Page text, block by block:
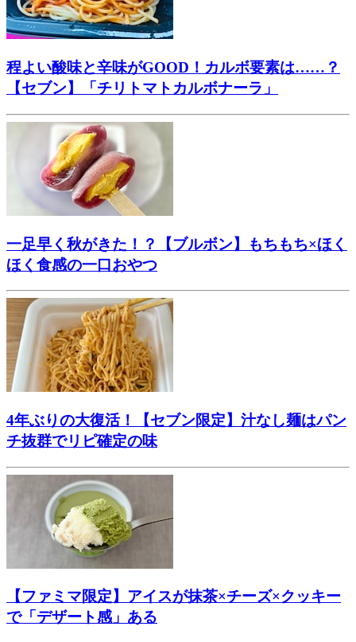
程よい酸味と辛味がGOOD！カルボ要素は……？
【セブン】「チリトマトカルボナーラ」
一足早く秋がきた！？【ブルボン】もちもち×ほく
ほく食感の一口おやつ
4年ぶりの大復活！【セブン限定】汁なし麺はパン
チ抜群でリピ確定の味
【ファミマ限定】アイスが抹茶×チーズ×クッキー
で「デザート感」ある